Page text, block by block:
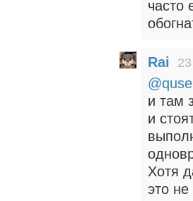
часто
Rai
и там
и
Хотя
это